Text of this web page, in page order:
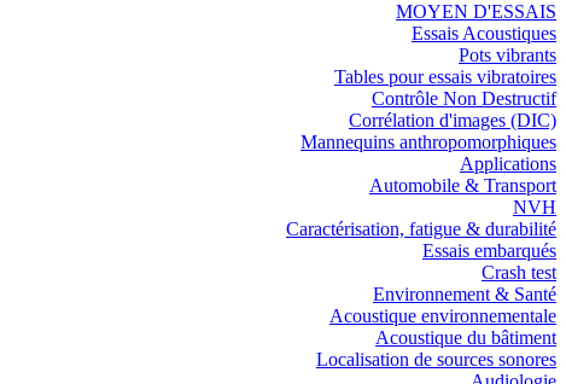
MOYEN D'ESSAIS
Essais Acoustiques
Pots vibrants
Tables pour essais vibratoires
Contrôle Non Destructif
Corrélation d'images (DIC)
Mannequins anthropomorphiques
Applications
Automobile & Transport
NVH
Caractérisation, fatigue & durabilité
Essais embarqués
Crash test
Environnement & Santé
Acoustique environnementale
Acoustique du bâtiment
Localisation de sources sonores